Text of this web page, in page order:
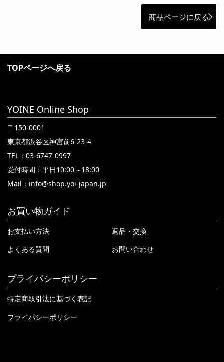
商品ページに戻る
TOPページへ戻る
YOINE Online Shop
〒150-0001
東京都渋谷区神宮前6-23-4
TEL：03-6747-0997
受付時間：平日10:00～18:00
Mail： info@shop.yoi-japan.jp
お買い物ガイド
お支払い方法
返品・交換
よくある質問
お問い合わせ
プライバシーポリシー
特定商取引法に基づく表記
プライバシーポリシー